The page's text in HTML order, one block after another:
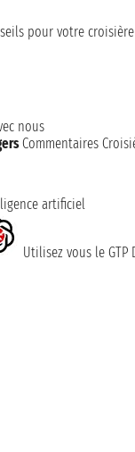
pour votre croisière
nous
Commentaires
artificiel
Utilisez vous le